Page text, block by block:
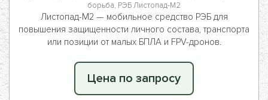
борьба, РЭБ Листопад-М2
Листопад-М2 — мобильное средство РЭБ для
повышения защищенности личного состава, транспорта
или позиции от малых БПЛА и FPV-дронов.
Цена по запросу